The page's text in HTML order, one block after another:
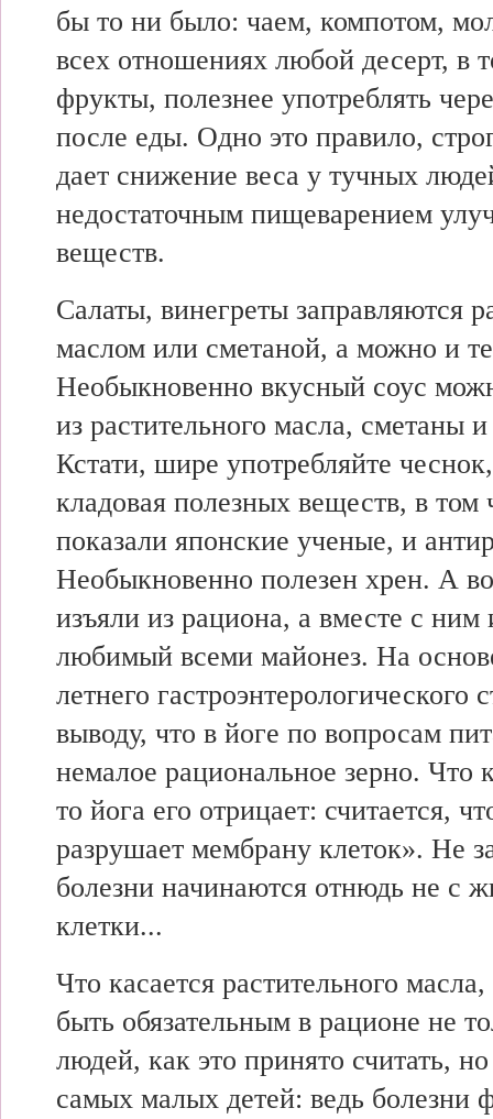
бы то ни было: чаем, компотом,
всех отношениях любой десерт, в
фрукты, полезнее употреблять
после еды. Одно это правило,
дает снижение веса у тучных
недостаточным пищеварением
веществ.
Салаты, винегреты заправляются
маслом или сметаной, а можно и
Необыкновенно вкусный соус
из растительного масла, сметаны
Кстати, шире употребляйте
кладовая полезных веществ, в том
показали японские ученые, и
Необыкновенно полезен хрен. А
изъяли из рациона, а вместе с ним
любимый всеми майонез. На
летнего
выводу, что в йоге по вопросам
немалое рациональное зерно. Что
то йога его отрицает: считается,
разрушает мембрану клеток». Не
болезни начинаются отнюдь не с
клетки...
Что касается растительного
быть обязательным в рационе не
людей, как это принято считать,
самых малых детей: ведь болезни